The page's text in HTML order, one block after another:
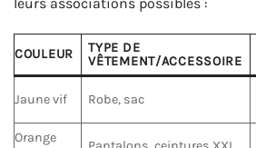
leurs associations possibles :
COULEUR
TYPE DE
VÊTEMENT/ACCESSOIRE
Jaune vif Robe, sac
Orange